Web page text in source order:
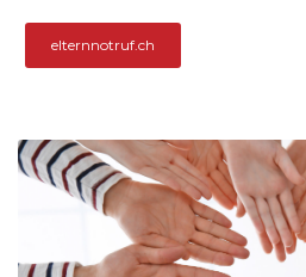
elternnotruf.ch